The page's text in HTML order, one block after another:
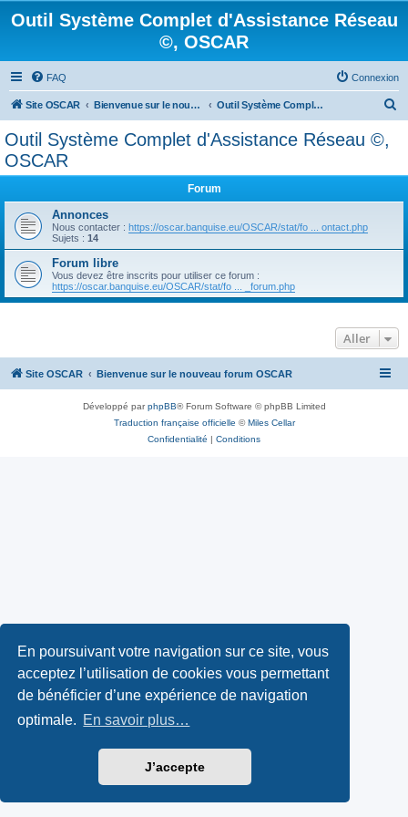
En poursuivant votre navigation sur ce site, vous
acceptez l’utilisation de cookies vous permettant
de bénéficier d’une expérience de navigation
optimale. En savoir plus…
J’accepte
Outil Système Complet d'Assistance Réseau
©, OSCAR
FAQ Connexion
Site OSCAR Bienvenue sur le nouveau forum OSCAR Outil Système Complet d'Assistance Réseau ©, OSCAR
r
Outil Système Complet d'Assistance Réseau ©,
OSCAR
Forum
Annonces
Nous contacter : https://oscar.banquise.eu/OSCAR/stat/fo ... ontact.php
Sujets : 14
Forum libre
Vous devez être inscrits pour utiliser ce forum :
https://oscar.banquise.eu/OSCAR/stat/fo ... _forum.php
Aller
Site OSCAR Bienvenue sur le nouveau forum OSCAR
Développé parphpBB® Forum Software © phpBB Limited
Traduction française officielle ©Miles Cellar
Confidentialité | Conditions